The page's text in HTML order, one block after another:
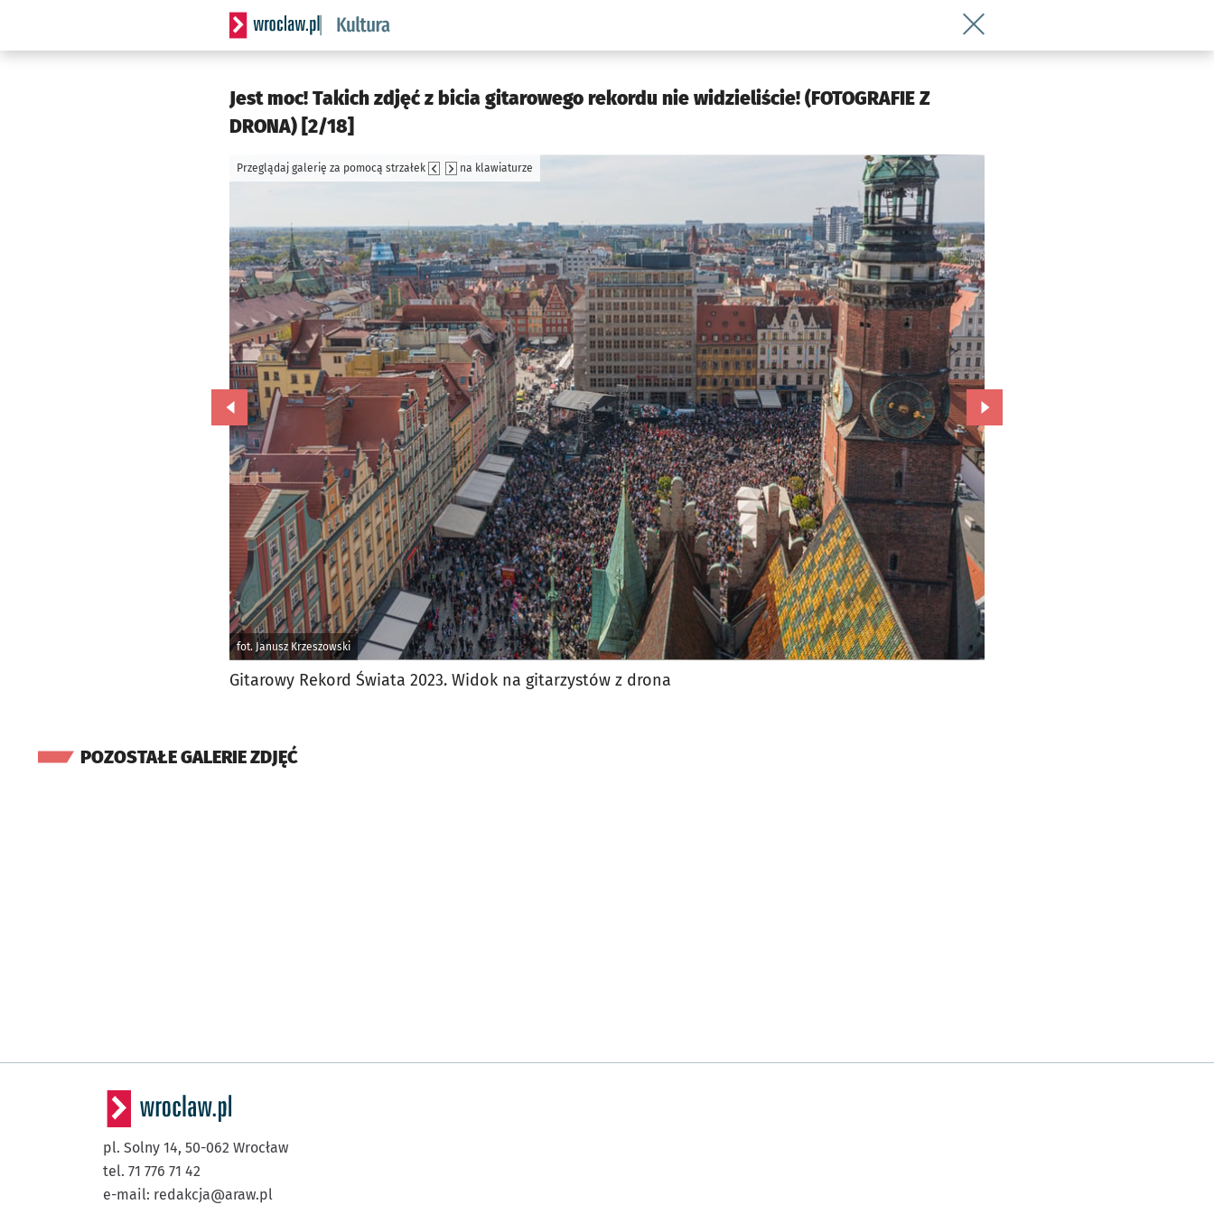
Serwis informacyjny wroclaw.pl podserwis: Kultura
Wróć do artykułu Jest moc! Takich
Jest moc! Takich zdjęć z bicia gitarowego rekordu nie widzieliście! (FOTOGRAFIE Z
DRONA) [2/18]
fot. Janusz Krzeszowski
Przeglądaj galerię za pomocą strzałek na klawiaturze
Przejdź do poprzedniego zdjęcia. Przejdź do kolejnego zdjęcia.
Gitarowy Rekord Świata 2023. Widok na gitarzystów z drona
POZOSTAŁE GALERIE ZDJĘĆ
pl. Solny 14, 50-062 Wrocław
tel. 71 776 71 42
e-mail: redakcja@araw.pl